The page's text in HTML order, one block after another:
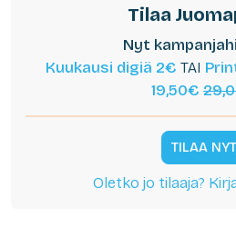
Tilaa
Nyt
Kuukausi digiä 2€ TAI
19,50€
TILAA NYT
Oletko jo tilaaja?